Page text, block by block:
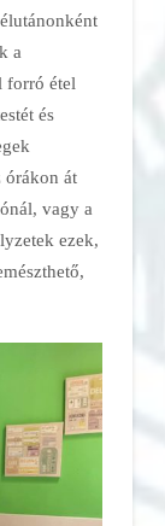
a
forró étel
és
órákon át
vagy a
ezek,